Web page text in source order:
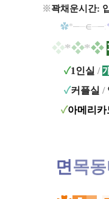
※꽉채운시간:
✿*──∈──:
❖*❖*❖
✓1인실 /
✓커플실 /
✓아메리카
면목동